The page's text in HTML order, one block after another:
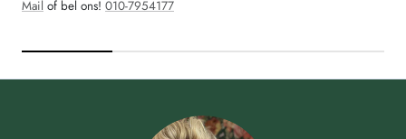
Mail of bel ons! 010-7954177